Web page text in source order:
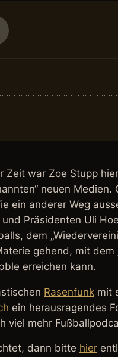
war Zoe Stupp
neuen
ein anderer Weg
Präsidenten Uli
dem
gehend, mit dem
erreichen kann.
Rasenfunk mit
ein herausragendes
viel mehr
dann bitte hier